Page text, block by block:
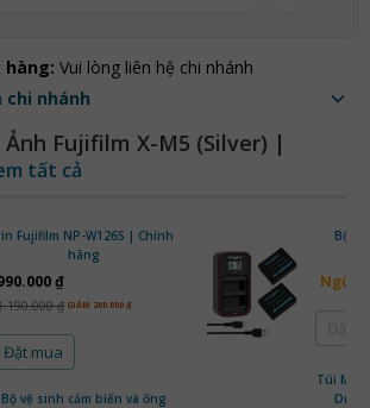
hàng: Vui lòng liên hệ chi nhánh
chi nhánh
Ảnh Fujifilm X-M5 (Silver) |
tất cả
Fujifilm NP-W126S | Chính
hãng
₫
₫ GIẢM 200.000 ₫
Đặt mua
Bộ vệ sinh cảm biến và ống
Bộ
Túi Máy